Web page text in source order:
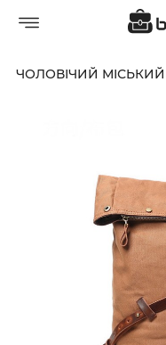
ЧОЛОВІЧИЙ